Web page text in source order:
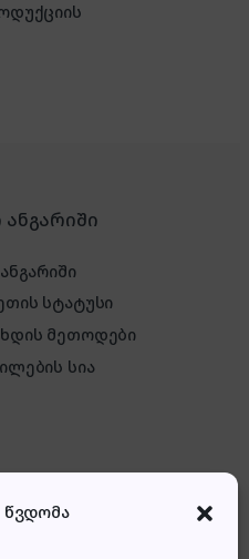
წვდომა
ანგარიში
სტატუსი
მეთოდები
სია